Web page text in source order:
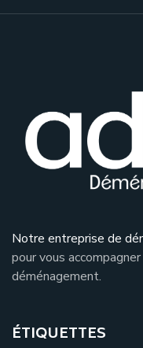
Notre entreprise de
pour vous
déménagement.
ÉTIQUETTES